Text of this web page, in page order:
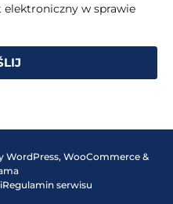
w sprawie
WordPress, WooCommerce &
Regulamin serwisu